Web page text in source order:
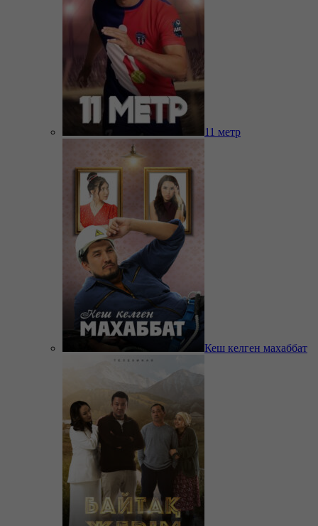
11 метр
Кеш келген махаббат